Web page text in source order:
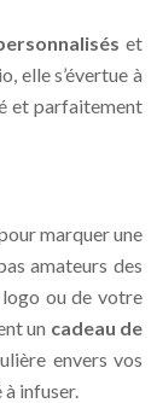
et
elle s’évertue à
et parfaitement
marquer une
amateurs des
logo ou de votre
un cadeau de
envers vos
infuser.